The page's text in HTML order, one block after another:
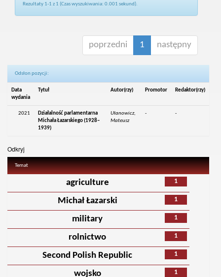
Rezultaty 1-1 z 1 (Czas wyszukiwania: 0.001 sekund).
poprzedni 1 następny
Odsłon pozycji:
Data
wydania
Tytuł Autor(rzy) Promotor Redaktor(rzy)
2021
Działalność parlamentarna
Michała Łazarskiego (1928–
1939)
Ułanowicz,
Mateusz
- -
Odkryj
Temat
1
agriculture
1
Michał Łazarski
1
military
1
rolnictwo
1
Second Polish Republic
1
wojsko